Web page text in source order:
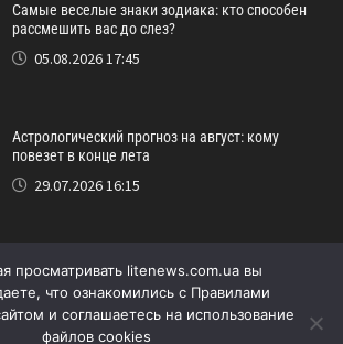
Самые веселые знаки зодиака: кто способен
рассмешить вас до слез?
05.08.2026 17:45
Астрологический прогноз на август: кому
повезет в конце лета
29.07.2026 16:15
Идеальный друг по знаку зодиака: кто никогда
не подведёт?
24.07.2026 17:48
просматривать litenews.com.ua вы
что ознакомились с Правилами
и соглашаетесь на использование
файлов cookies